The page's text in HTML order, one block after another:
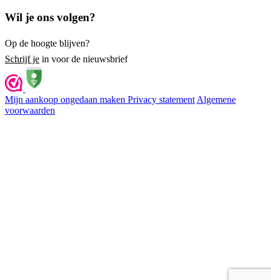
Wil je ons volgen?
Op de hoogte blijven?
Schrijf je in voor de nieuwsbrief
Mijn aankoop ongedaan maken Privacy statement Algemene
voorwaarden